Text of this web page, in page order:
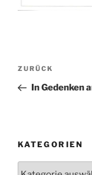
Vorheriger
Beitrag
ZURÜCK
In Gedenken
KATEGORIEN